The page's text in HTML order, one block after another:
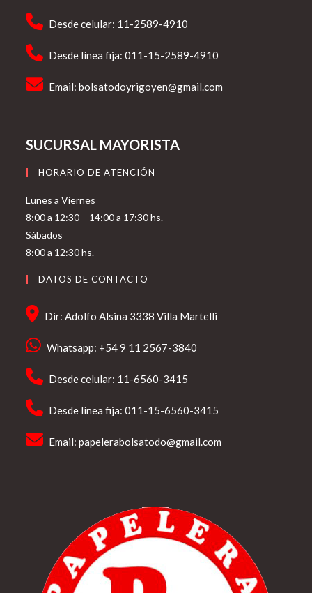
Desde celular: 11-2589-4910
Desde línea fija: 011-15-2589-4910
Email:bolsatodoyrigoyen@gmail.com
SUCURSAL MAYORISTA
HORARIO DE ATENCIÓN
Lunes a Viernes
8:00 a 12:30 – 14:00 a 17:30 hs.
Sábados
8:00 a 12:30 hs.
DATOS DE CONTACTO
Dir: Adolfo Alsina 3338 Villa Martelli
Whatsapp: +54 9 11 2567-3840
Desde celular: 11-6560-3415
Desde línea fija: 011-15-6560-3415
Email:papelerabolsatodo@gmail.com